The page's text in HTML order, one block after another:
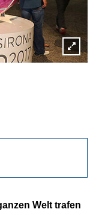
Lightbox
Welt trafen